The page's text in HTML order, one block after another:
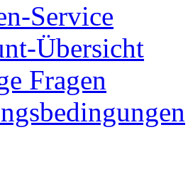
Service
Übersicht
Fragen